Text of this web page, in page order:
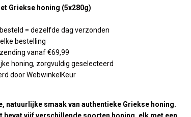
Griekse honing (5x280g)
= dezelfde dag verzonden
bestelling
vanaf €69,99
honing, zorgvuldig geselecteerd
door WebwinkelKeur
natuurlijke smaak van authentieke Griekse honing.